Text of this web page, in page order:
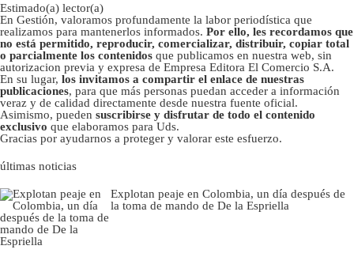
Estimado(a) lector(a)
En Gestión, valoramos profundamente la labor periodística que
realizamos para mantenerlos informados. Por ello, les recordamos que
no está permitido, reproducir, comercializar, distribuir, copiar total
o parcialmente los contenidos que publicamos en nuestra web, sin
autorizacion previa y expresa de Empresa Editora El Comercio S.A.
En su lugar, los invitamos a compartir el enlace de nuestras
publicaciones, para que más personas puedan acceder a información
veraz y de calidad directamente desde nuestra fuente oficial.
Asimismo, pueden suscribirse y disfrutar de todo el contenido
exclusivo que elaboramos para Uds.
Gracias por ayudarnos a proteger y valorar este esfuerzo.
últimas noticias
Explotan peaje en Colombia, un día después de
la toma de mando de De la Espriella